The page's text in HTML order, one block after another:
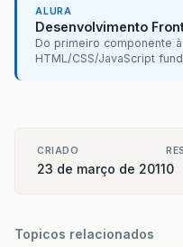
ALURA
Desenvolvimento
Do primeiro componente
HTML/CSS/JavaScript
CRIADO
23 de março de 20110
Topicos relacionados